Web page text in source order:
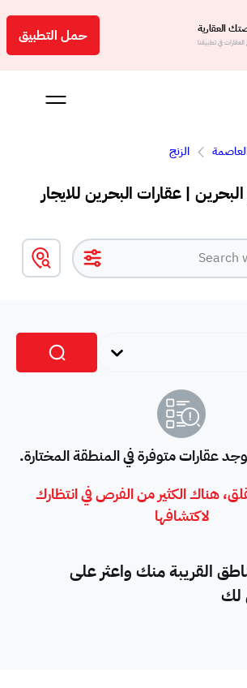
العقارية
في تطبيقنا حمل التطبيق
الزنج
| عقارات البحرين للايجار
عقارات متوفرة في المنطقة المختارة.
هناك الكثير من الفرص في انتظارك
لاكتشافها
القريبة منك واعثر على
لك